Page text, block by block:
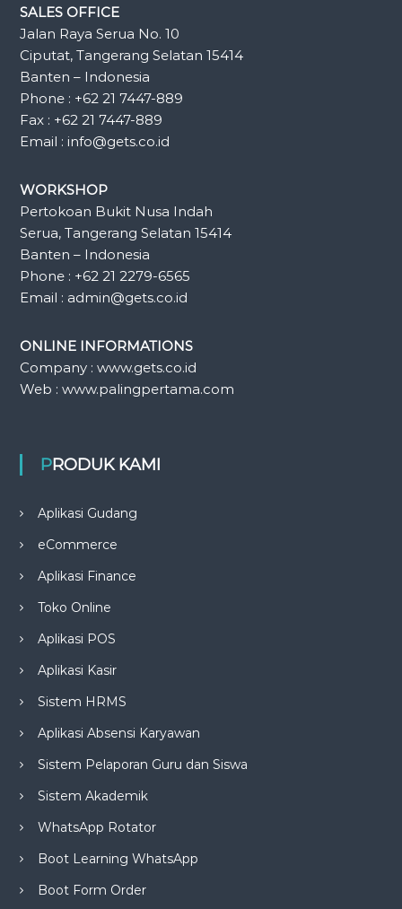
SALES OFFICE
Jalan Raya Serua No. 10
Ciputat, Tangerang Selatan 15414
Banten – Indonesia
Phone : +62 21 7447-889
Fax : +62 21 7447-889
Email : info@gets.co.id
WORKSHOP
Pertokoan Bukit Nusa Indah
Serua, Tangerang Selatan 15414
Banten – Indonesia
Phone : +62 21 2279-6565
Email : admin@gets.co.id
ONLINE INFORMATIONS
Company : www.gets.co.id
Web : www.palingpertama.com
PRODUK KAMI
Aplikasi Gudang
eCommerce
Aplikasi Finance
Toko Online
Aplikasi POS
Aplikasi Kasir
Sistem HRMS
Aplikasi Absensi Karyawan
Sistem Pelaporan Guru dan Siswa
Sistem Akademik
WhatsApp Rotator
Boot Learning WhatsApp
Boot Form Order